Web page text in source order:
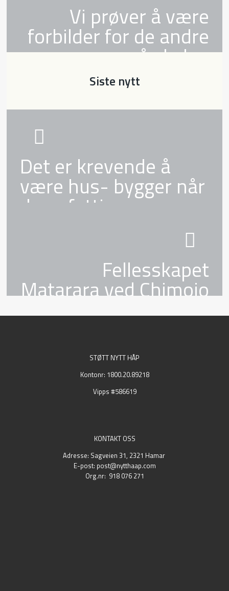
Vi prøver å være
forbilder for de andre
på skolen
Siste nytt
Det er krevende å
være hus- bygger når
du er fattig
Fellesskapet
Matarara ved Chimoio
STØTT NYTT HÅP
Kontonr: 1800.20.89218
Vipps #586619
KONTAKT OSS
Adresse: Sagveien 31, 2321 Hamar
E-post: post@nytthaap.com
Org.nr: 918 076 271